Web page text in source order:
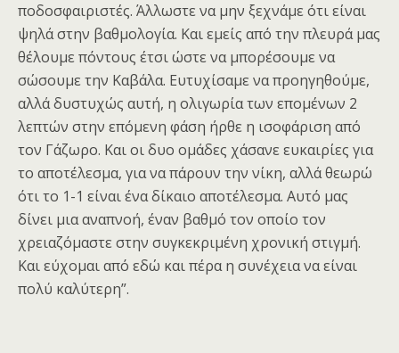
ποδοσφαιριστές. Άλλωστε να μην ξεχνάμε ότι είναι
ψηλά στην βαθμολογία. Και εμείς από την πλευρά μας
θέλουμε πόντους έτσι ώστε να μπορέσουμε να
σώσουμε την Καβάλα. Ευτυχίσαμε να προηγηθούμε,
αλλά δυστυχώς αυτή, η ολιγωρία των επομένων 2
λεπτών στην επόμενη φάση ήρθε η ισοφάριση από
τον Γάζωρο. Και οι δυο ομάδες χάσανε ευκαιρίες για
το αποτέλεσμα, για να πάρουν την νίκη, αλλά θεωρώ
ότι το 1-1 είναι ένα δίκαιο αποτέλεσμα. Αυτό μας
δίνει μια αναπνοή, έναν βαθμό τον οποίο τον
χρειαζόμαστε στην συγκεκριμένη χρονική στιγμή.
Και εύχομαι από εδώ και πέρα η συνέχεια να είναι
πολύ καλύτερη”.